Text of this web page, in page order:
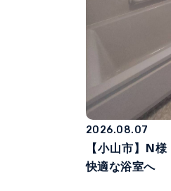
2026.08.07
【小山市】N
快適な浴室へ